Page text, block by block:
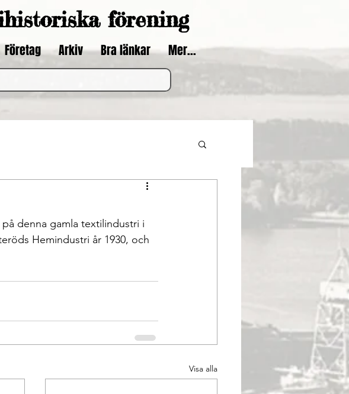
förening
Företag Arkiv Bra länkar Mer...
Hemindustri år 1930, och
Visa alla